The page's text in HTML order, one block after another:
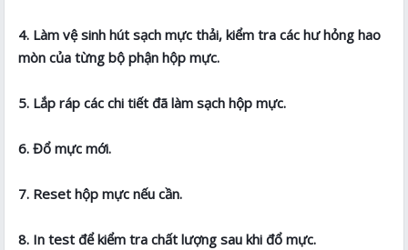
4. Làm vệ sinh hút sạch mực thải, kiểm tra các hư hỏng hao
mòn của từng bộ phận hộp mực.
5. Lắp ráp các chi tiết đã làm sạch hộp mực.
6. Đổ mực mới.
7. Reset hộp mực nếu cần.
8. In test để kiểm tra chất lượng sau khi đổ mực.